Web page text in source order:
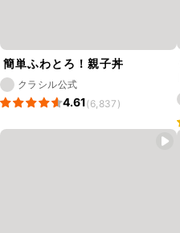
簡単ふわとろ！親子丼
クラシル公式
4.61(6,837)